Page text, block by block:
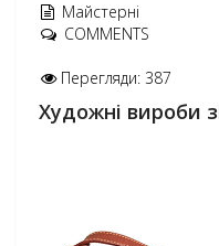
Майстерні
COMMENTS
Перегляди: 387
Художні вироби